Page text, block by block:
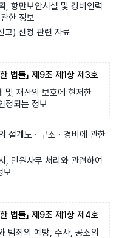
, 항만보안시설 및 경비인력
한 정보
고) 신청 관련 자료
법률」 제9조 제1항 제3호
및 재산의 보호에 현저한
정되는 정보
설계도ㆍ구조ㆍ경비에 관한
, 민원사무 처리와 관련하여
보
법률」 제9조 제1항 제4호
범죄의 예방, 수사, 공소의